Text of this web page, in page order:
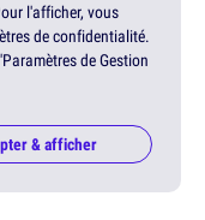
l'afficher, vous
de confidentialité.
de Gestion
& afficher